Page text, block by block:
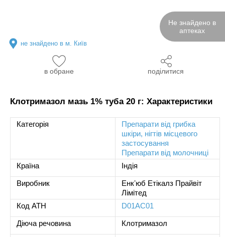
Не знайдено в
аптеках
не знайдено в м. Київ
в обране поділитися
Клотримазол мазь 1% туба 20 г: Характеристики
Категорія
Препарати від грибка
шкіри, нігтів місцевого
застосування
Препарати від молочниці
Країна
Індія
Виробник
Енкʼюб Етікалз Прайвіт
Лімітед
Код ATH
D01AC01
Діюча речовина Клотримазол